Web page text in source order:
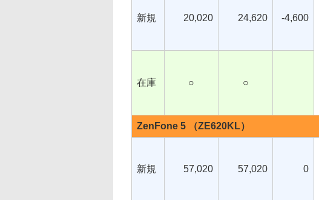
新規 20,020 24,620 -4,600
在庫 ○ ○
ZenFone 5 （ZE620KL）
新規 57,020 57,020 0